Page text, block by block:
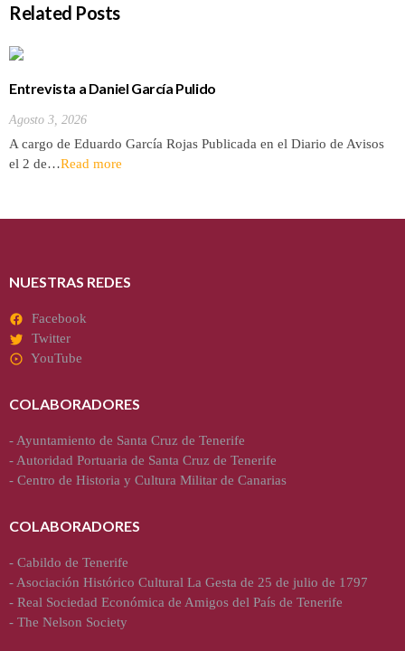
Related Posts
Entrevista a Daniel García Pulido
Agosto 3, 2026
A cargo de Eduardo García Rojas Publicada en el Diario de Avisos
el 2 de…Read more
NUESTRAS REDES
Facebook
Twitter
YouTube
COLABORADORES
- Ayuntamiento de Santa Cruz de Tenerife
- Autoridad Portuaria de Santa Cruz de Tenerife
- Centro de Historia y Cultura Militar de Canarias
COLABORADORES
- Cabildo de Tenerife
- Asociación Histórico Cultural La Gesta de 25 de julio de 1797
- Real Sociedad Económica de Amigos del País de Tenerife
- The Nelson Society